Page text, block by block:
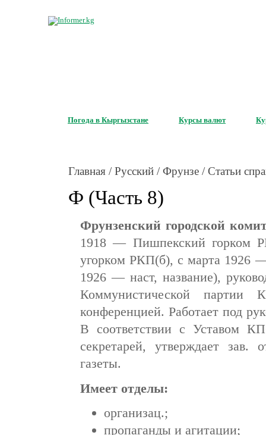
Погода в Кыргызстане Курсы валют
Главная / Русский / Фрунзе / Статьи
Ф (Часть 8)
Фрунзенский городской
1918 — Пишпекский горком
угорком РКП(б), с марта 1926
1926 — наст, название),
Коммунистической партии
конференцией. Работает под
В соответствии с Уставом
секретарей, утверждает зав.
газеты.
Имеет отделы:
организац.;
пропаганды и агитации;